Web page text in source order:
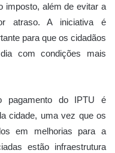
imposto, além de evitar a
atraso. A iniciativa é
para que os cidadãos
com condições mais
pagamento do IPTU é
cidade, uma vez que os
em melhorias para a
estão infraestrutura